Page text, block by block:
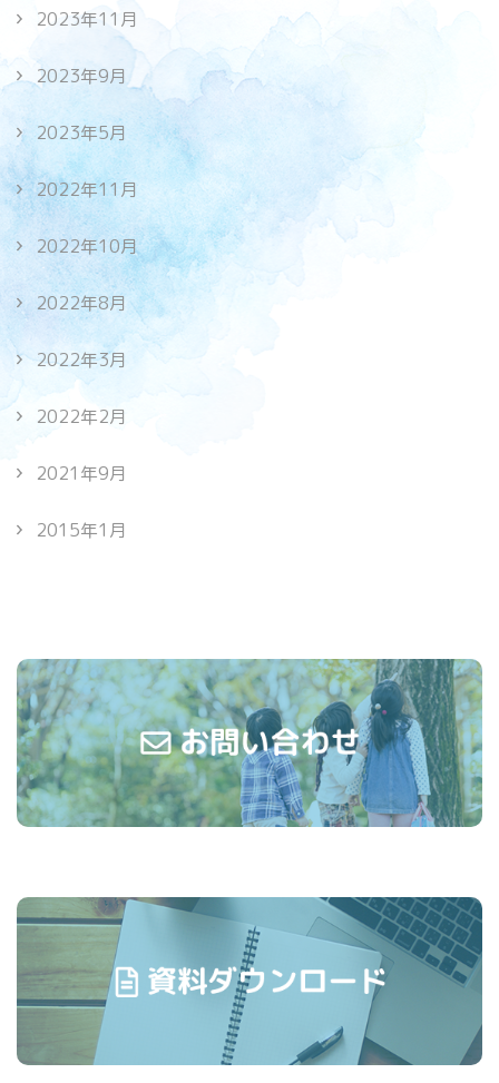
2023年11月
2023年9月
2023年5月
2022年11月
2022年10月
2022年8月
2022年3月
2022年2月
2021年9月
2015年1月